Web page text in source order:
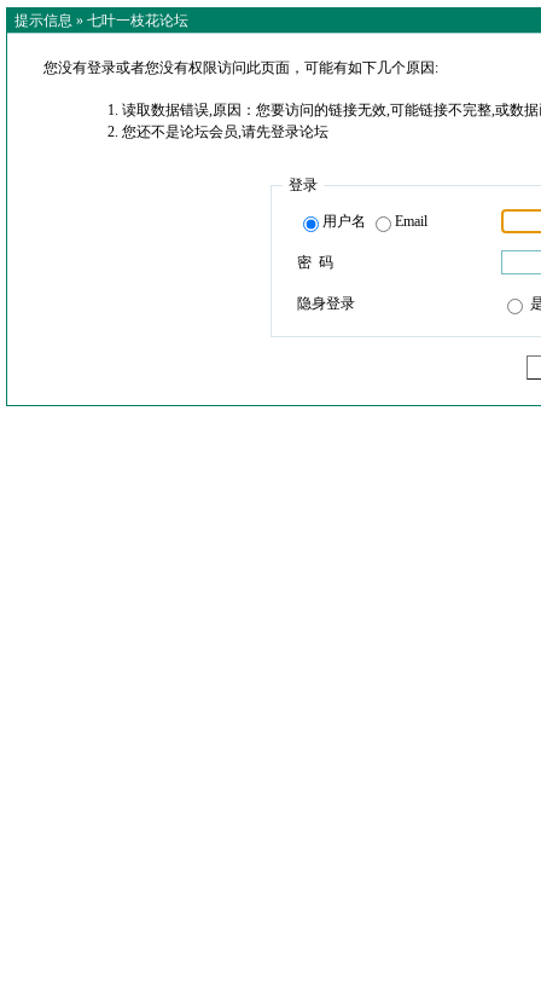
提示信息 » 七叶一枝花论坛
您没有登录或者您没有权限访问此页面，可能有如下几个原因:
读取数据错误,原因：您要访问的链接无效,可能链接不完整,或数
您还不是论坛会员,请先登录论坛
登录
用户名 Email
密 码
隐身登录